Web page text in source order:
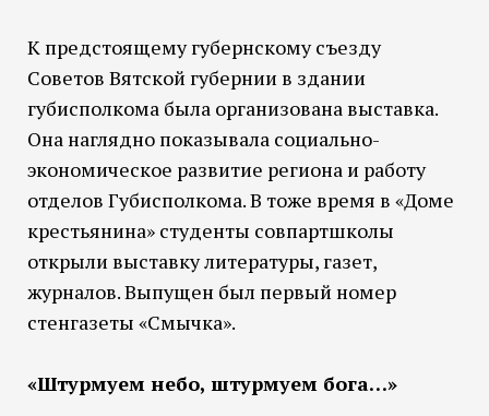
К предстоящему губернскому съезду
Советов Вятской губернии в здании
губисполкома была организована выставка.
Она наглядно показывала социально-
экономическое развитие региона и работу
отделов Губисполкома. В тоже время в «Доме
крестьянина» студенты совпартшколы
открыли выставку литературы, газет,
журналов. Выпущен был первый номер
стенгазеты «Смычка».
«Штурмуем небо, штурмуем бога…»